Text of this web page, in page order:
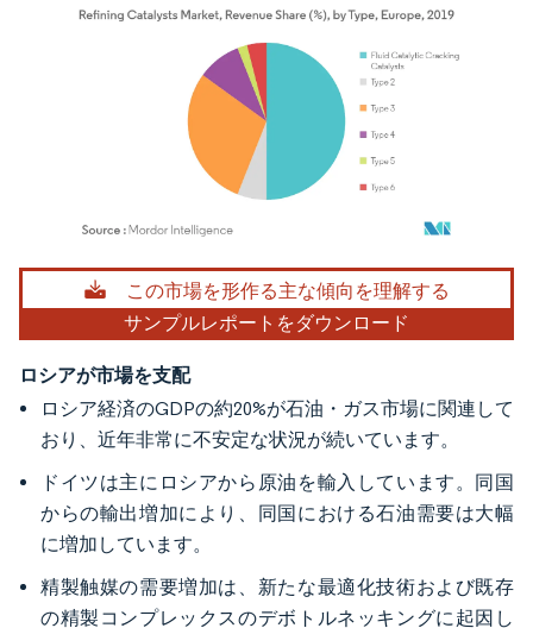
画像 © Mordor Intelligence。再利用にはCC BY 4.0の表示が必要です。
この市場を形作る主な傾向を理解する
サンプルレポートをダウンロード
ロシアが市場を支配
ロシア経済のGDPの約20%が石油・ガス市場に関連して
おり、近年非常に不安定な状況が続いています。
ドイツは主にロシアから原油を輸入しています。同国
からの輸出増加により、同国における石油需要は大幅
に増加しています。
精製触媒の需要増加は、新たな最適化技術および既存
の精製コンプレックスのデボトルネッキングに起因し